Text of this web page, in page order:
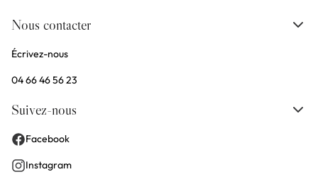
Nous contacter
Écrivez-nous
04 66 46 56 23
Suivez-nous
Facebook
Instagram